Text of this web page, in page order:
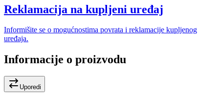
Reklamacija na kupljeni uređaj
Informišite se o mogućnostima povrata i reklamacije kupljenog
uređaja.
Informacije o proizvodu
Uporedi